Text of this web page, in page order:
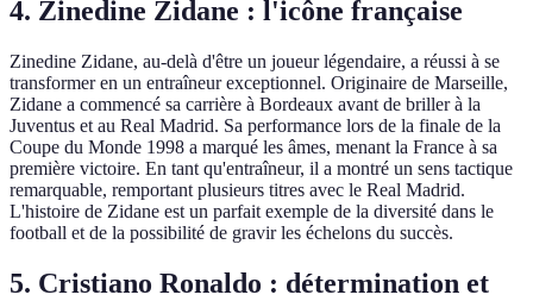
4. Zinedine Zidane : l'icône française
Zinedine Zidane, au-delà d'être un joueur légendaire, a réussi à se
transformer en un entraîneur exceptionnel. Originaire de Marseille,
Zidane a commencé sa carrière à Bordeaux avant de briller à la
Juventus et au Real Madrid. Sa performance lors de la finale de la
Coupe du Monde 1998 a marqué les âmes, menant la France à sa
première victoire. En tant qu'entraîneur, il a montré un sens tactique
remarquable, remportant plusieurs titres avec le Real Madrid.
L'histoire de Zidane est un parfait exemple de la diversité dans le
football et de la possibilité de gravir les échelons du succès.
5. Cristiano Ronaldo : détermination et